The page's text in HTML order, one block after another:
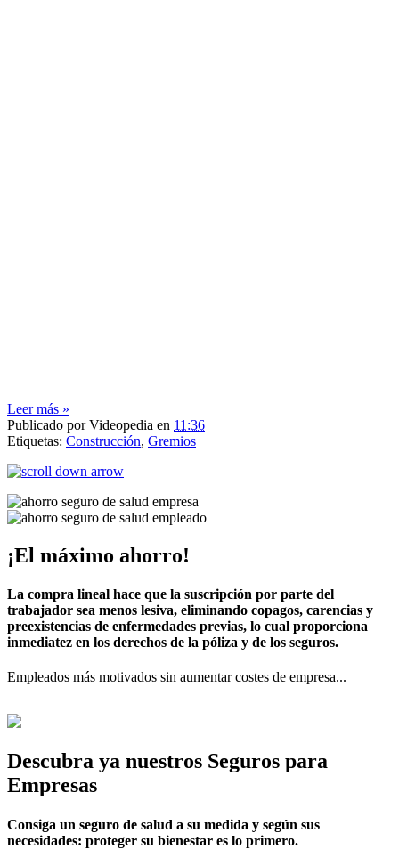
Leer más »
Publicado porVideopedia en 11:36
Etiquetas: Construcción, Gremios
¡El máximo ahorro!
La compra lineal hace que la suscripción por parte del
trabajador sea menos lesiva, eliminando copagos, carencias y
preexistencias de enfermedades previas, lo cual proporciona
inmediatez en los derechos de la póliza y de los seguros.
Empleados más motivados sin aumentar costes de empresa...
Descubra ya nuestros Seguros para
Empresas
Consiga un seguro de salud a su medida y según sus
necesidades: proteger su bienestar es lo primero.